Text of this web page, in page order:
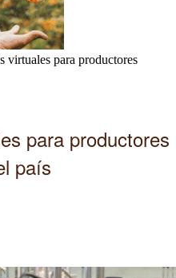
virtuales para productores
para productores
país